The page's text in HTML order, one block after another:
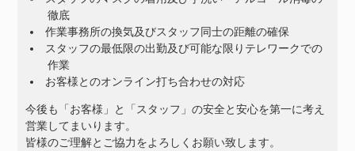
徹底
作業事務所の換気及びスタッフ同士の距離の確保
スタッフの最低限の出勤及び可能な限りテレワークでの
作業
お客様とのオンライン打ち合わせの対応
今後も「お客様」と「スタッフ」の安全と安心を第一に考え
営業してまいります。
皆様のご理解とご協力をよろしくお願い致します。